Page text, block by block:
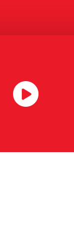
la APP